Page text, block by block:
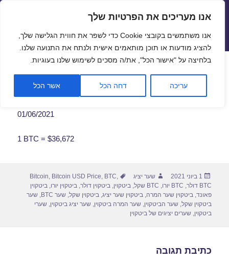
פתח
אנו מעריכים את הפרטיות שלך
אנו משתמשים בקובצי Cookie כדי לשפר את חווית הגלישה שלך,
להציג מודעות או תוכן מותאמים אישית ולנתח את התנועה שלנו.
בלחיצה על "אישור הכל", את/ה מסכים לשימוש שלנו בעוגיות.
עריכה דחה הכל אשר הכל
שערי חליפין יציגים – שער יציג
תפריטים
ווידג'טים
שער ביטקוין לתאריך 01/06/2021
01/06/2021
1 BTC = $36,672
פורסם
בתאריך
1 ביוני 2021 מחבר
שער יציג תגיות Bitcoin, Bitcoin USD Price, BTC,
BTC דולר
, BTC יורו , BTC שקל ,ביטקוין,ביטקוין דולר,ביטקוין יורו,ביטקוין
פאונד,ביטקוין שער המרה,ביטקוין שער יציג,ביטקוין שקל,שער BTC ,שער
ביטקוין שקל,שער הביטקוין,שער המרה ביטקוין,שער יציג ביטקוין,שערי
ביטקוין,שערים יציגים של ביטקוין
כתיבת תגובה